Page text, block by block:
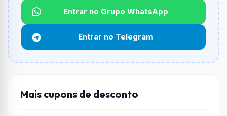
Funciona em qualquer produto?
Não necessariamente. Depende de itens participantes
e alguns vendedores ou produtos especificos podem
não aceitar cupons.
Entrar no Grupo WhatsApp
Entrar no Telegram
Mais cupons de desconto